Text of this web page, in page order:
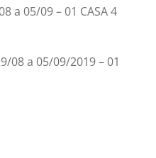
a 05/09 – 01 CASA 4
08 a 05/09/2019 – 01